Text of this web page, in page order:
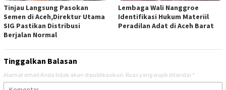
Tinjau Langsung Pasokan
Semen di Aceh,Direktur Utama
SIG Pastikan Distribusi
Berjalan Normal
Lembaga Wali Nanggroe
Identifikasi Hukum Materiil
Peradilan Adat di Aceh Barat
Tinggalkan Balasan
Alamat email Anda tidak akan dipublikasikan. Ruas yang wajib ditandai *